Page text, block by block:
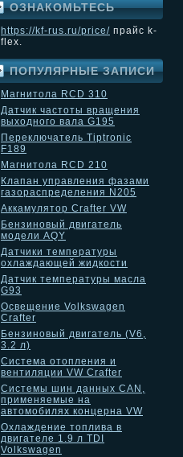
ОЗНАКОМЬТЕСЬ
https://kf-rus.ru/price/ прайс k-
flex.
ПОПУЛЯРНЫЕ ЗАПИСИ
Магнитола RCD 310
Датчик частоты вращения
выходного вала G195
Переключатель Tiptronic
F189
Магнитола RCD 210
Клапан управления фазами
газораспределения N205
Аккамулятор Crafter VW
Бензиновый двигатель
модели AQY
Датчики температуры
охлаждающей жидкости
Датчик температуры масла
G93
Освещение Volkswagen
Crafter
Бензиновый двигатель (V6,
3.2 л)
Система отопления и
вентиляции VW Crafter
Системы шин данных CAN,
применяемые на
автомобилях концерна VW
Охлаждение топлива в
двигателе 1.9 л TDI
Volkswagen